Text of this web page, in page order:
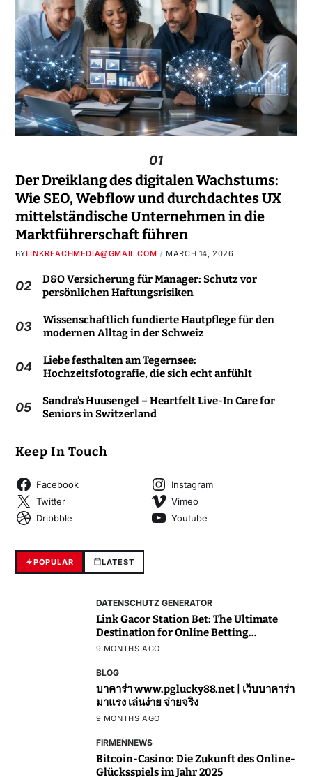
01
Der Dreiklang des digitalen Wachstums:
Wie SEO, Webflow und durchdachtes UX
mittelständische Unternehmen in die
Marktführerschaft führen
BYLINKREACHMEDIA@GMAIL.COM MARCH 14, 2026
02
D&O Versicherung für Manager: Schutz vor
persönlichen Haftungsrisiken
03
Wissenschaftlich fundierte Hautpflege für den
modernen Alltag in der Schweiz
04
Liebe festhalten am Tegernsee:
Hochzeitsfotografie, die sich echt anfühlt
05
Sandra’s Huusengel – Heartfelt Live-In Care for
Seniors in Switzerland
Keep In Touch
Facebook
Instagram
Twitter
Vimeo
Dribbble
Youtube
POPULAR LATEST
DATENSCHUTZ GENERATOR
Link Gacor Station Bet: The Ultimate
Destination for Online Betting
Enthusiasts
9 MONTHS AGO
BLOG
บาคาร่า www.pglucky88.net | เว็บบาคาร่า
มาแรง เล่นง่าย จ่ายจริง
9 MONTHS AGO
FIRMENNEWS
Bitcoin-Casino: Die Zukunft des Online-
Glücksspiels im Jahr 2025